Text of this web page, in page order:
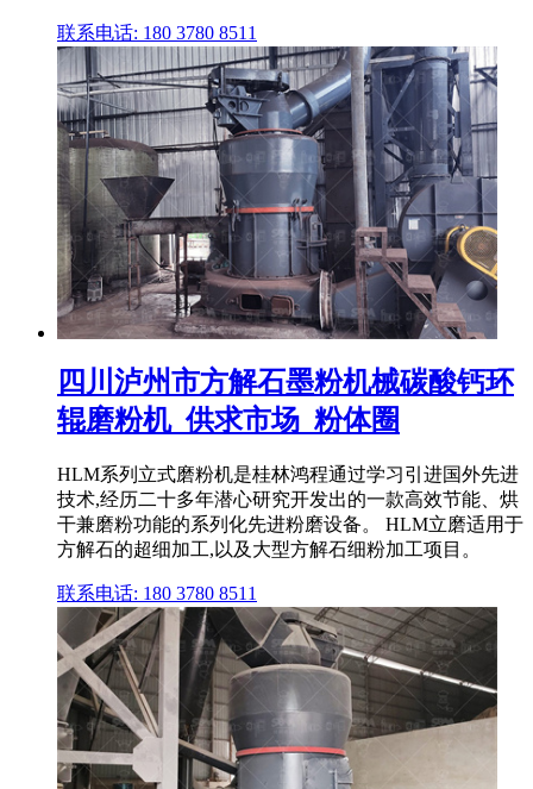
联系电话: 180 3780 8511
四川泸州市方解石墨粉机械碳酸钙环
辊磨粉机_供求市场_粉体圈
HLM系列立式磨粉机是桂林鸿程通过学习引进国外先进
技术,经历二十多年潜心研究开发出的一款高效节能、烘
干兼磨粉功能的系列化先进粉磨设备。 HLM立磨适用于
方解石的超细加工,以及大型方解石细粉加工项目。
联系电话: 180 3780 8511